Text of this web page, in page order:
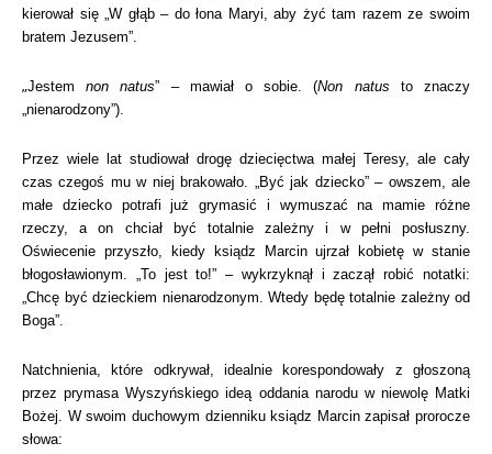
kierował się „W głąb – do łona Maryi, aby żyć tam razem ze swoim
bratem Jezusem”.
„Jestemnon natus” – mawiał o sobie. (Non natus to znaczy
„nienarodzony”).
Przez wiele lat studiował drogę dziecięctwa małej Teresy, ale cały
czas czegoś mu w niej brakowało. „Być jak dziecko” – owszem, ale
małe dziecko potrafi już grymasić i wymuszać na mamie różne
rzeczy, a on chciał być totalnie zależny i w pełni posłuszny.
Oświecenie przyszło, kiedy ksiądz Marcin ujrzał kobietę w stanie
błogosławionym. „To jest to!” – wykrzyknął i zaczął robić notatki:
„Chcę być dzieckiem nienarodzonym. Wtedy będę totalnie zależny od
Boga”.
Natchnienia, które odkrywał, idealnie korespondowały z głoszoną
przez prymasa Wyszyńskiego ideą oddania narodu w niewolę Matki
Bożej. W swoim duchowym dzienniku ksiądz Marcin zapisał prorocze
słowa: